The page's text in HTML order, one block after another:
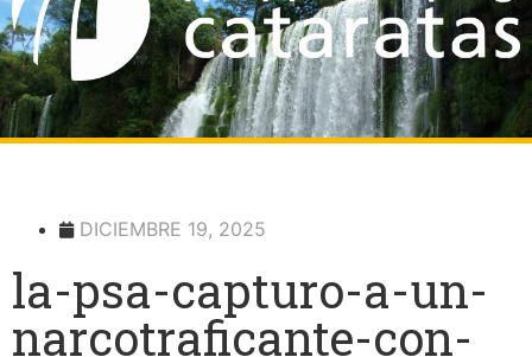
DICIEMBRE 19, 2025
la-psa-capturo-a-un-
narcotraficante-con-